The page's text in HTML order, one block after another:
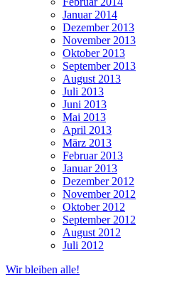
Januar 2014
Dezember 2013
November 2013
Oktober 2013
September 2013
August 2013
Juli 2013
Juni 2013
Mai 2013
April 2013
März 2013
Februar 2013
Januar 2013
Dezember 2012
November 2012
Oktober 2012
September 2012
August 2012
Juli 2012
Wir bleiben alle!